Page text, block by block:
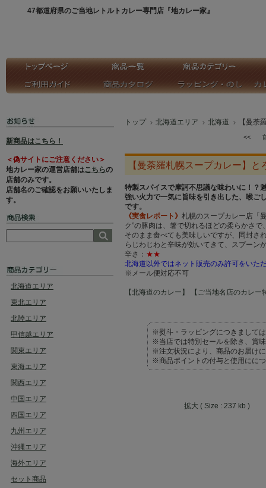
47都道府県のご当地レトルトカレー専門店『地カレー家』
新商品はこちら！
＜偽サイトにご注意ください＞
地カレー家の運営店舗はこちらの
店舗のみです。
店舗名のご確認をお願いいたしま
す。
北海道エリア
東北エリア
北陸エリア
甲信越エリア
関東エリア
東海エリア
関西エリア
中国エリア
四国エリア
九州エリア
沖縄エリア
海外エリア
セット商品
トップ 北海道エリア 北海道 【曼荼
<<
【曼荼羅札幌スープカレー】と
特製スパイスで摩訶不思議な味わいに！？
強い火力で一気に旨味を引き出した、喉ご
です。
《実食レポート》 札幌のスープカレー店「
ク”の豚肉は、箸で切れるほどの柔らかさ
そのまま食べても美味しいですが、同封
らじわじわと辛味が効いてきて、スプー
辛さ： ★★
北海道以外ではネット販売のみ許可をいた
※メール便対応不可
【北海道のカレー】 【ご当地名店のカレー
※熨斗・ラッピングにつきましては
※当店では特別セールを除き、賞
※注文状況により、商品のお届け
※商品ポイントの付与と使用にに
拡大 ( Size : 237 kb )